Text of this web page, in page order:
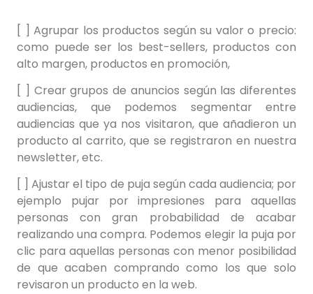
[ ] Agrupar los productos según su valor o precio:
como puede ser los best-sellers, productos con
alto margen, productos en promoción,
[ ] Crear grupos de anuncios según las diferentes
audiencias, que podemos segmentar entre
audiencias que ya nos visitaron, que añadieron un
producto al carrito, que se registraron en nuestra
newsletter, etc.
[ ] Ajustar el tipo de puja según cada audiencia; por
ejemplo pujar por impresiones para aquellas
personas con gran probabilidad de acabar
realizando una compra. Podemos elegir la puja por
clic para aquellas personas con menor posibilidad
de que acaben comprando como los que solo
revisaron un producto en la web.